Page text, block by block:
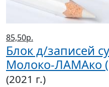
85,50р.
Блок д/записей
Молоко-ЛАМАко
(2021 г.)